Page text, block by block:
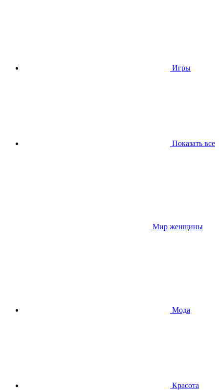
Игры
Показать все
Мир женщины
Мода
Красота